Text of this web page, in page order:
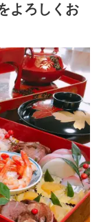
よろしくお